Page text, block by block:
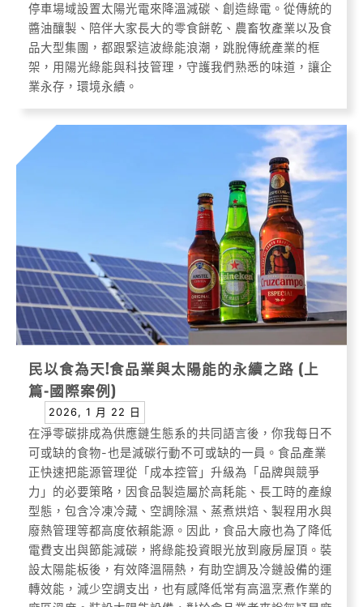
停車場域設置太陽光電來降溫減碳、創造綠電。從傳統的
醬油釀製、陪伴大家長大的零食餅乾、農畜牧產業以及食
品大型集團，都跟緊這波綠能浪潮，跳脫傳統產業的框
架，用陽光綠能與科技管理，守護我們熟悉的味道，讓企
業永存，環境永續。
民以食為天!食品業與太陽能的永續之路 (上
篇-國際案例)
2026, 1 月 22 日
在淨零碳排成為供應鏈生態系的共同語言後，你我每日不
可或缺的食物-也是減碳行動不可或缺的一員。食品產業
正快速把能源管理從「成本控管」升級為「品牌與競爭
力」的必要策略，因食品製造屬於高耗能、長工時的產線
型態，包含冷凍冷藏、空調除濕、蒸煮烘焙、製程用水與
廢熱管理等都高度依賴能源。因此，食品大廠也為了降低
電費支出與節能減碳，將綠能投資眼光放到廠房屋頂。裝
設太陽能板後，有效降溫隔熱，有助空調及冷鏈設備的運
轉效能，減少空調支出，也有感降低常有高溫烹煮作業的